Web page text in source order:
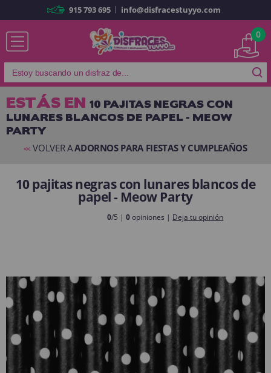
Ya soy cliente
Recordarme ¿Olvidó su contraseña?
ENTRAR
Es mi primera vez
Soy nuevo
¡Adelante! Te estabamos esperando.
CREAR CUENTA
915 793 695 | info@disfracestuyyo.com
0
ESTÁS EN 10 PAJITAS NEGRAS CON
LUNARES BLANCOS DE PAPEL - MEOW
PARTY
<< VOLVER AADORNOS PARA FIESTAS Y CUMPLEAÑOS
10 pajitas negras con lunares blancos de
papel - Meow Party
0/5 |0opiniones | Deja tu opinión